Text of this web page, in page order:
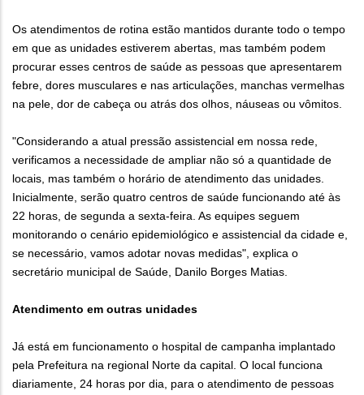
Os atendimentos de rotina estão mantidos durante todo o tempo
em que as unidades estiverem abertas, mas também podem
procurar esses centros de saúde as pessoas que apresentarem
febre, dores musculares e nas articulações, manchas vermelhas
na pele, dor de cabeça ou atrás dos olhos, náuseas ou vômitos.
"Considerando a atual pressão assistencial em nossa rede,
verificamos a necessidade de ampliar não só a quantidade de
locais, mas também o horário de atendimento das unidades.
Inicialmente, serão quatro centros de saúde funcionando até às
22 horas, de segunda a sexta-feira. As equipes seguem
monitorando o cenário epidemiológico e assistencial da cidade e,
se necessário, vamos adotar novas medidas", explica o
secretário municipal de Saúde, Danilo Borges Matias.
Atendimento em outras unidades
Já está em funcionamento o hospital de campanha implantado
pela Prefeitura na regional Norte da capital. O local funciona
diariamente, 24 horas por dia, para o atendimento de pessoas